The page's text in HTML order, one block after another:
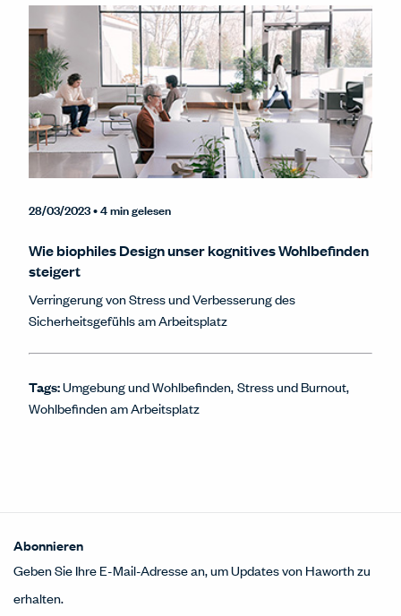
28/03/2023• 4 min gelesen
Wie biophiles Design unser kognitives Wohlbefinden
steigert
Verringerung von Stress und Verbesserung des
Sicherheitsgefühls am Arbeitsplatz
Tags:Umgebung und Wohlbefinden Stress und Burnout
Wohlbefinden am Arbeitsplatz
Abonnieren
Geben Sie Ihre E-Mail-Adresse an, um Updates von Haworth zu
erhalten.